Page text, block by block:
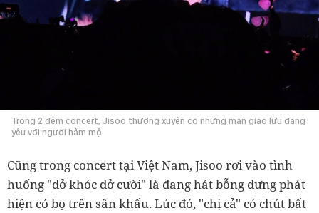
Trong 2 đêm concert, Jisoo thường xuyên có những màn giao lưu đáng
yêu với người hâm mộ
Cũng trong concert tại Việt Nam, Jisoo rơi vào tình
huống "dở khóc dở cười" là đang hát bỗng dưng phát
hiện có bọ trên sân khấu. Lúc đó, "chị cả" có chút bất